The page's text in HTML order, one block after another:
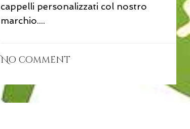
cappelli personalizzati col nostro
marchio....
No comment